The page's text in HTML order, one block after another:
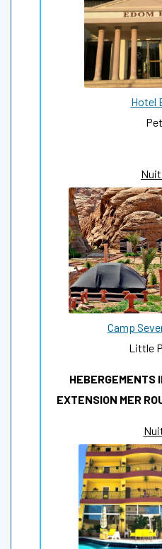
Hotel
Camp
Little
HEBERGEMENTS
EXTENSION MER